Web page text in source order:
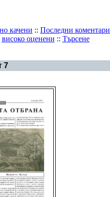
качени :: Последни коментари
високо оценени :: Търсене
7